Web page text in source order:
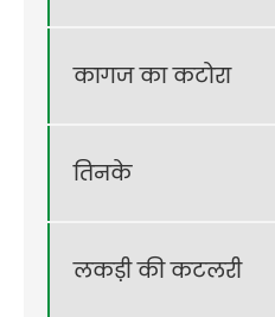
कागज का कटोरा
तिनके
लकड़ी की कटलरी